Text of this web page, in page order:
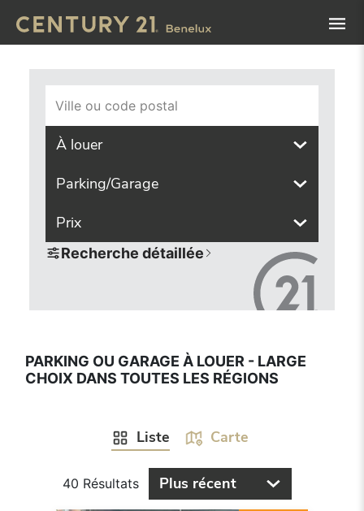
Ville ou code postal
À louer
Parking/Garage
Prix
Recherche détaillée
PARKING OU GARAGE À LOUER - LARGE
CHOIX DANS TOUTES LES RÉGIONS
Liste Carte
40 Résultats Plus récent